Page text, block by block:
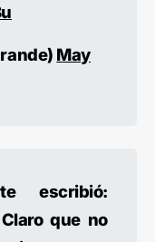
May
escribió:
que no